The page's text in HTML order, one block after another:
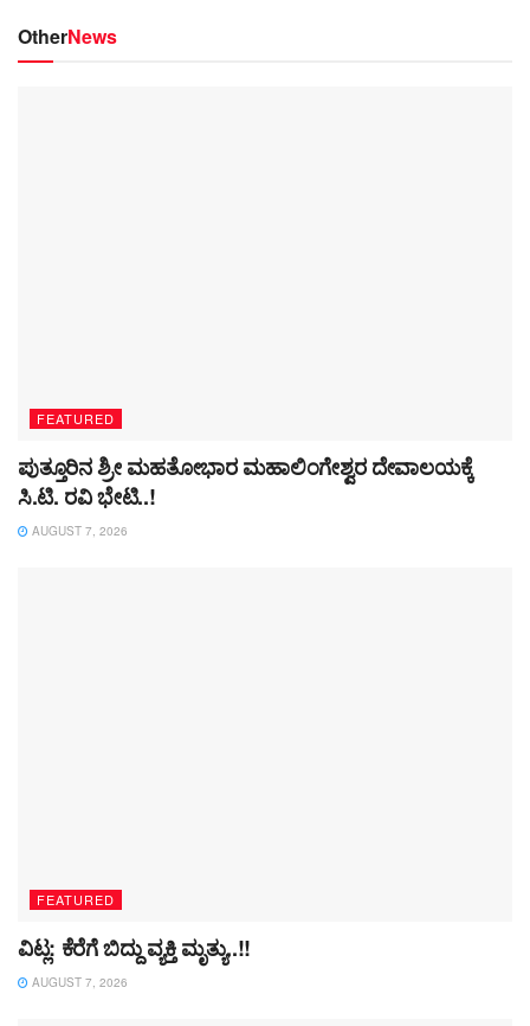
OtherNews
FEATURED
ಪುತ್ತೂರಿನ ಶ್ರೀ ಮಹತೋಭಾರ ಮಹಾಲಿಂಗೇಶ್ವರ ದೇವಾಲಯಕ್ಕೆ
ಸಿ.ಟಿ. ರವಿ ಭೇಟಿ..!
AUGUST 7, 2026
FEATURED
ವಿಟ್ಲ: ಕೆರೆಗೆ ಬಿದ್ದು ವ್ಯಕ್ತಿ ಮೃತ್ಯು..!!
AUGUST 7, 2026